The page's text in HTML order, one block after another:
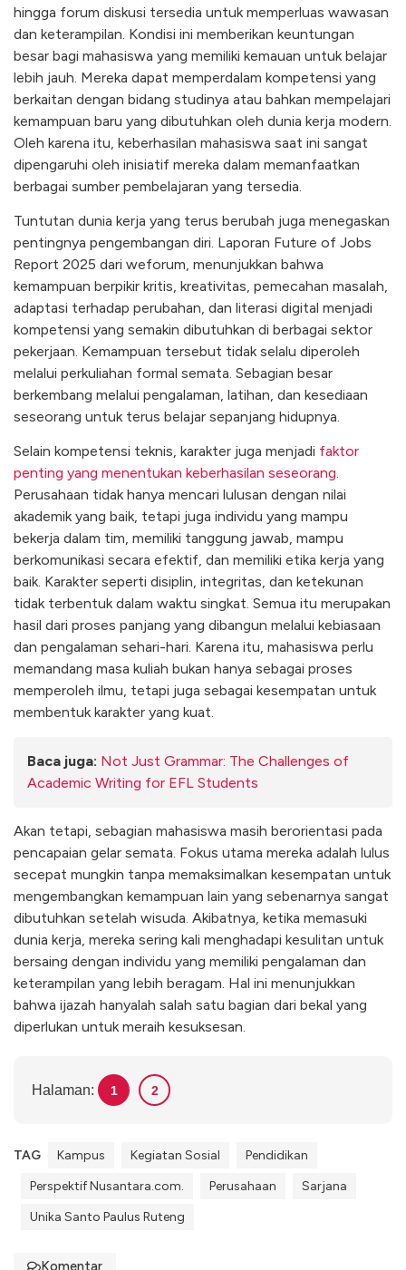
hingga forum diskusi tersedia untuk memperluas wawasan
dan keterampilan. Kondisi ini memberikan keuntungan
besar bagi mahasiswa yang memiliki kemauan untuk belajar
lebih jauh. Mereka dapat memperdalam kompetensi yang
berkaitan dengan bidang studinya atau bahkan mempelajari
kemampuan baru yang dibutuhkan oleh dunia kerja modern.
Oleh karena itu, keberhasilan mahasiswa saat ini sangat
dipengaruhi oleh inisiatif mereka dalam memanfaatkan
berbagai sumber pembelajaran yang tersedia.
Tuntutan dunia kerja yang terus berubah juga menegaskan
pentingnya pengembangan diri. Laporan Future of Jobs
Report 2025 dari weforum, menunjukkan bahwa
kemampuan berpikir kritis, kreativitas, pemecahan masalah,
adaptasi terhadap perubahan, dan literasi digital menjadi
kompetensi yang semakin dibutuhkan di berbagai sektor
pekerjaan. Kemampuan tersebut tidak selalu diperoleh
melalui perkuliahan formal semata. Sebagian besar
berkembang melalui pengalaman, latihan, dan kesediaan
seseorang untuk terus belajar sepanjang hidupnya.
Selain kompetensi teknis, karakter juga menjadi faktor
penting yang menentukan keberhasilan seseorang.
Perusahaan tidak hanya mencari lulusan dengan nilai
akademik yang baik, tetapi juga individu yang mampu
bekerja dalam tim, memiliki tanggung jawab, mampu
berkomunikasi secara efektif, dan memiliki etika kerja yang
baik. Karakter seperti disiplin, integritas, dan ketekunan
tidak terbentuk dalam waktu singkat. Semua itu merupakan
hasil dari proses panjang yang dibangun melalui kebiasaan
dan pengalaman sehari-hari. Karena itu, mahasiswa perlu
memandang masa kuliah bukan hanya sebagai proses
memperoleh ilmu, tetapi juga sebagai kesempatan untuk
membentuk karakter yang kuat.
Baca juga: Not Just Grammar: The Challenges of
Academic Writing for EFL Students
Akan tetapi, sebagian mahasiswa masih berorientasi pada
pencapaian gelar semata. Fokus utama mereka adalah lulus
secepat mungkin tanpa memaksimalkan kesempatan untuk
mengembangkan kemampuan lain yang sebenarnya sangat
dibutuhkan setelah wisuda. Akibatnya, ketika memasuki
dunia kerja, mereka sering kali menghadapi kesulitan untuk
bersaing dengan individu yang memiliki pengalaman dan
keterampilan yang lebih beragam. Hal ini menunjukkan
bahwa ijazah hanyalah salah satu bagian dari bekal yang
diperlukan untuk meraih kesuksesan.
Halaman: 1 2
TAG Kampus Kegiatan Sosial
Pendidikan
Perspektif Nusantara.com.
Perusahaan
Sarjana
Unika Santo Paulus Ruteng
Komentar